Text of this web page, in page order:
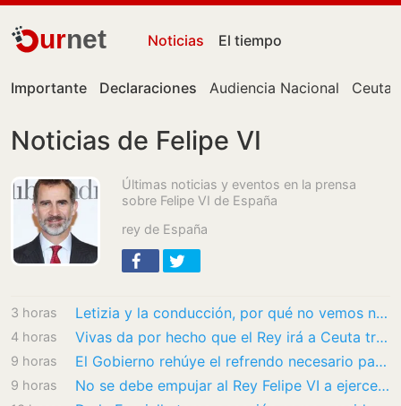
urnet Noticias El tiempo
Importante Declaraciones Audiencia Nacional Ceuta
Noticias de Felipe VI
Últimas noticias y eventos en la prensa
sobre Felipe VI de España
rey de España
3 horas Letizia y la conducción, por qué no vemos nunca a la reina ponerse al volante: «Su papel…
4 horas Vivas da por hecho que el Rey irá a Ceuta tras advertirle de que Rabat “controla la…
9 horas El Gobierno rehúye el refrendo necesario para que Felipe VI pueda cumplir su “compromiso”…
9 horas No se debe empujar al Rey Felipe VI a ejercer de funambulista en Ceuta